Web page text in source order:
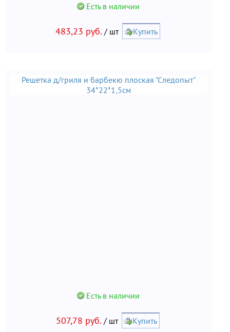
Есть в наличии
483,23 руб. / шт Купить
Решетка д/гриля и барбекю плоская "Следопыт"
34*22*1,5см
Есть в наличии
507,78 руб. / шт Купить